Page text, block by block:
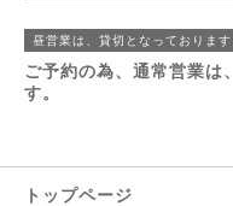
昼営業は、貸切となっております
ご予約の為、通常営業は
す。
トップページ